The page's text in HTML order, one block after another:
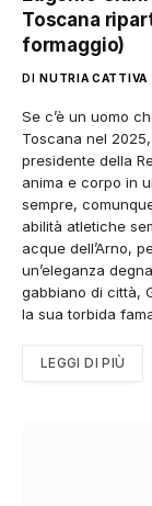
Toscana
formaggio)
DI NUTRIA CATTIVA
Se c’è un uomo
Toscana nel
presidente della
anima e corpo in
sempre,
abilità atletiche
acque dell’Arno,
un’eleganza
gabbiano di città,
la sua torbida
LEGGI DI PIÙ